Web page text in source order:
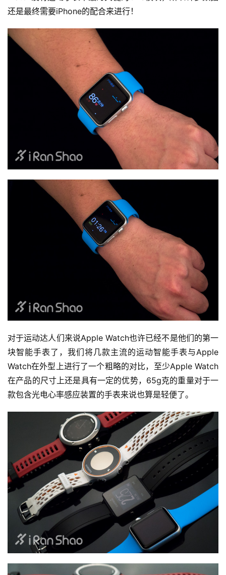
还是最终需要iPhone的配合来进行！
对于运动达人们来说Apple Watch也许已经不是他们的第一
块智能手表了，我们将几款主流的运动智能手表与Apple
Watch在外型上进行了一个粗略的对比，至少Apple Watch
在产品的尺寸上还是具有一定的优势，65g克的重量对于一
款包含光电心率感应装置的手表来说也算是轻便了。